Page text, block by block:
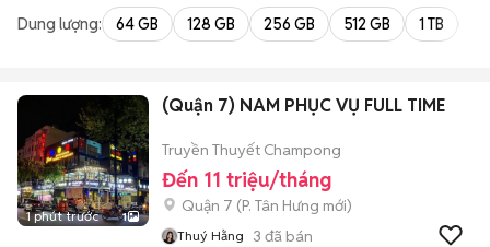
Dung lượng: 64 GB 128 GB 256 GB 512 GB 1 TB
1 phút trước 1
(Quận 7) NAM PHỤC VỤ FULL TIME
Truyền Thuyết Champong
Đến 11 triệu/tháng
Quận 7 (P. Tân Hưng mới)
Thuý Hằng 3 đã bán